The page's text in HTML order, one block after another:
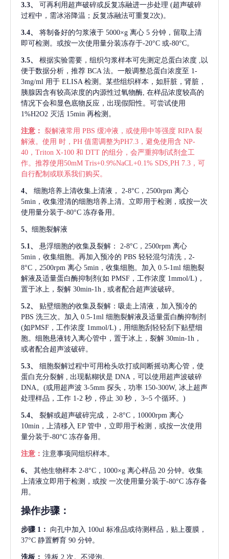
3.3、 可再利用超声破碎或反复冻融进一步处理 (超声破碎
过程中，需冰浴降温；反复冻融法可重复2次)。
3.4、 将制备好的匀浆液于 5000×g 离心 5 分钟，留取上清
即可检测。或按一次使用量分装冻存于-20°C 或-80°C。
3.5、 根据实验需要，组织匀浆样本可先测定总蛋白浓度
,以
便于数据分析，推荐 BCA 法。一般调整总蛋白浓度至 1-
3mg/ml 用于 ELISA 检测。某些组织样本，如肝脏，肾脏，
胰腺因含有较高浓度的内源性过氧物酶, 在样品浓度较高的
情况下会和显色底物反应，出现假阳性。可尝试使用
1%H2O2 灭活 15min 再检测。
注意： 裂解液常用 PBS 缓冲液，或使用中等强度 RIPA 裂
解液。使用 时，PH 值需调整为PH7.3，避免使用含 NP-
40，Triton X-100 和 DTT 的组分，会严重抑制试剂盒工
作。推荐使用50mM Tris+0.9%NaCL+0.1% SDS,PH 7.3，可
自行配制或联系我们购买。
4、 细胞培养上清收集上清液，
2-8°C，2500rpm 离心
5min，收集澄清的细胞培养上清。立即用于检测，或按一次
使用量分装于-80°C 冻存备用。
5、 细胞裂解液
5.1、 悬浮细胞的收集及裂解：
2-8°C，2500rpm 离心
5min，收集细胞。再加入预冷的 PBS 轻轻混匀清洗，2-
8°C，2500rpm 离心 5min，收集细胞。加入 0.5-1ml 细胞裂
解液及适量蛋白酶抑制剂(如 PMSF，工作浓度 1mmol/L)，
置于冰上，裂解 30min-1h , 或者配合超声波破碎。
5.2、
贴壁细胞的收集及裂解：吸走上清液，加入预冷的
PBS 洗三次。加入 0.5-1ml 细胞裂解液及适量蛋白酶抑制剂
(如PMSF，工作浓度 1mmol/L)，用细胞刮轻轻刮下贴壁细
胞。细胞悬液转入离心管中，置于冰上，裂解 30min-1h，
或者配合超声波破碎。
5.3、
细胞裂解过程中可用枪头吹打或间断摇动离心管，使
蛋白充分裂解
, 出现黏糊状是 DNA，可以使用超声波破碎
DNA。(或用超声波 3-5mm 探头，功率 150-300W, 冰上超声
处理样品，工作 1-2 秒，停止 30 秒， 3~5 个循环。)
5.4、 裂解或超声破碎完成，
2-8°C，10000rpm 离心
10min，上清移入 EP 管中，立即用于检测，或按一次使用
量分装于-80°C 冻存备用。
注意： 注意事项同组织样本。
6、 其他生物样本 2-8°C，1000×g 离心样品 20 分钟。收集
上清液立即用于检测，或按 一次使用量分装于-80°C 冻存备
用。
操作步骤：
步骤 1： 向孔中加入 100ul 标准品或待测样品，贴上覆膜，
37°C 静置孵育 90 分钟。
洗板： 洗板 2 次。不浸泡。